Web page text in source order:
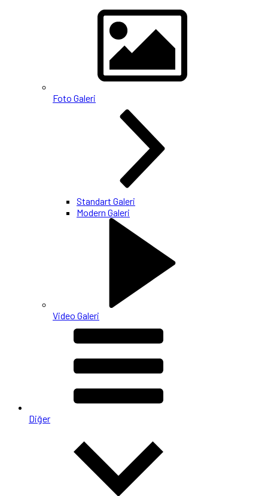
Foto Galeri
Standart Galeri
Modern Galeri
Video Galeri
Diğer